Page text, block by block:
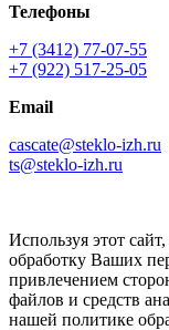
Телефоны
+7 (3412) 77-07-55
+7 (922) 517-25-05
Email
cascate@steklo-izh.ru
ts@steklo-izh.ru
Используя этот
обработку Ваших
привлечением
файлов и средств
нашей политике